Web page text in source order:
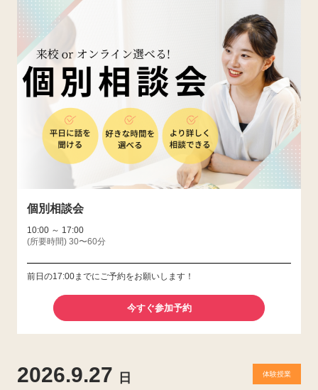
個別相談会
10:00 ～ 17:00
(所要時間) 30〜60分
前日の17:00までにご予約をお願いします！
今すぐ参加予約
2026.9.27 日 体験授業